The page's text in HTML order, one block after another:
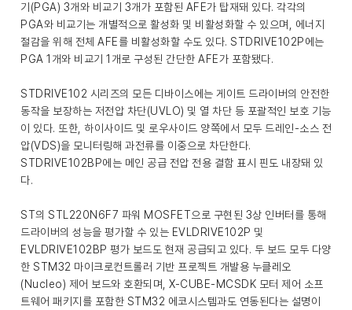
기(PGA) 3개와 비교기 3개가 포함된 AFE가 탑재돼 있다. 각각의
PGA와 비교기는 개별적으로 활성화 및 비활성화할 수 있으며, 에너지
절감을 위해 전체 AFE를 비활성화할 수도 있다. STDRIVE102P에는
PGA 1개와 비교기 1개로 구성된 간단한 AFE가 포함됐다.
STDRIVE102 시리즈의 모든 디바이스에는 게이트 드라이버의 안전한
동작을 보장하는 저전압 차단(UVLO) 및 열 차단 등 포괄적인 보호 기능
이 있다. 또한, 하이사이드 및 로우사이드 양쪽에서 모두 드레인-소스 전
압(VDS)을 모니터링해 과전류를 이중으로 차단한다.
STDRIVE102BP에는 메인 공급 전압 전용 결함 표시 핀도 내장돼 있
다.
ST의 STL220N6F7 파워 MOSFET으로 구현된 3상 인버터를 통해
드라이버의 성능을 평가할 수 있는 EVLDRIVE102P 및
EVLDRIVE102BP 평가 보드도 현재 공급되고 있다. 두 보드 모두 다양
한 STM32 마이크로컨트롤러 기반 프로젝트 개발용 누클레오
(Nucleo) 제어 보드와 호환되며, X-CUBE-MCSDK 모터 제어 소프
트웨어 패키지를 포함한 STM32 에코시스템과도 연동된다는 설명이